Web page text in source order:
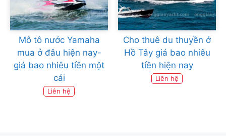
Mô tô nước Yamaha
mua ở đâu hiện nay-
giá bao nhiêu tiền một
cái
Liên hệ
Cho thuê du thuyền ở
Hồ Tây giá bao nhiêu
tiền hiện nay
Liên hệ